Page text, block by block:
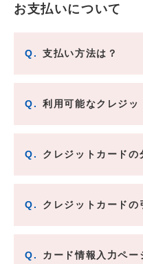
お支払いについて
Q. 支払い方法は？
Q. 利用可能なクレジッ
Q. クレジットカードの
Q. クレジットカードの
Q. カード情報入力ペー